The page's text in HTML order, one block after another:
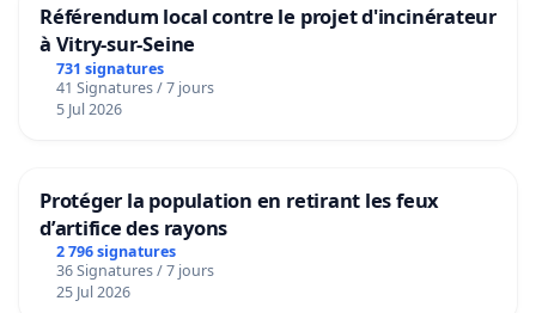
Référendum local contre le projet d'incinérateur
à Vitry-sur-Seine
731 signatures
41 Signatures / 7 jours
5 Jul 2026
Protéger la population en retirant les feux
d’artifice des rayons
2 796 signatures
36 Signatures / 7 jours
25 Jul 2026